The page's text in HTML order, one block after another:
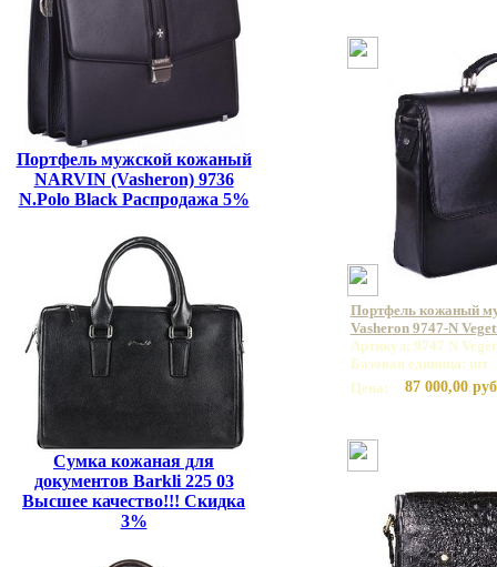
Портфель мужской кожаный
NARVIN (Vasheron) 9736
N.Polo Black Распродажа 5%
Сумка кожаная для
документов Barkli 225 03
Высшее качество!!! Скидка
3%
Портфель кожаный
Vasheron 9747-N
Артикул: 9747 N
Базовая единица: шт
Цена:
87 000,00